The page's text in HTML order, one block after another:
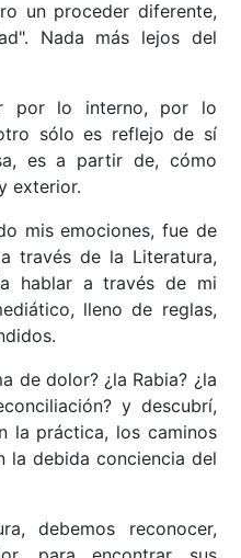
un proceder diferente,
Nada más lejos del
por lo interno, por lo
sólo es reflejo de sí
es a partir de, cómo
exterior.
mis emociones, fue de
través de la Literatura,
hablar a través de mi
lleno de reglas,
de dolor? ¿la Rabia? ¿la
y descubrí,
la práctica, los caminos
la debida conciencia del
debemos reconocer,